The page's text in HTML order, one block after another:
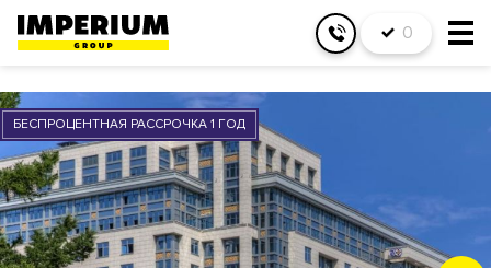
0
БЕСПРОЦЕНТНАЯ РАССРОЧКА 1 ГОД